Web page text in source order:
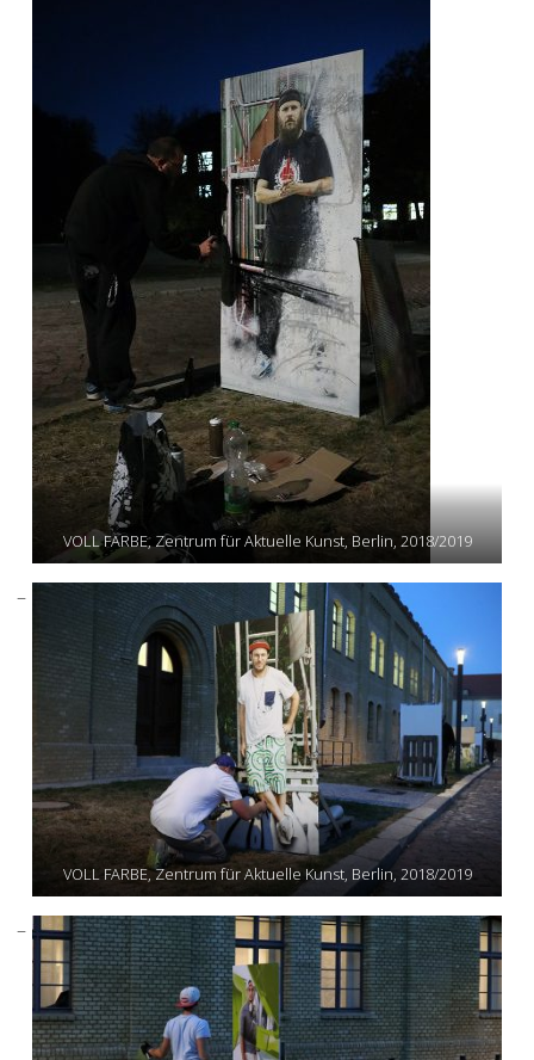
VOLL FARBE, Zentrum für Aktuelle Kunst, Berlin, 2018/2019
VOLL FARBE, Zentrum für Aktuelle Kunst, Berlin, 2018/2019